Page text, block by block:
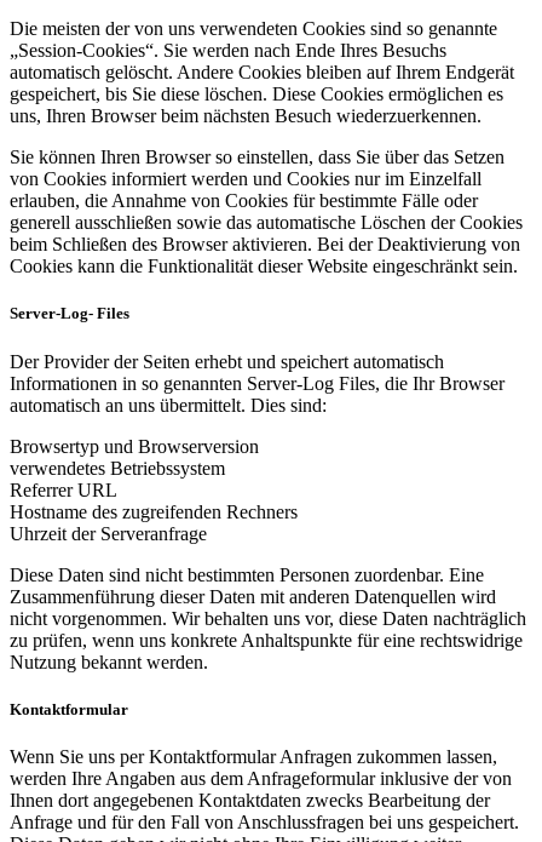
Die meisten der von uns verwendeten Cookies sind so genannte
„Session-Cookies“. Sie werden nach Ende Ihres Besuchs
automatisch gelöscht. Andere Cookies bleiben auf Ihrem Endgerät
gespeichert, bis Sie diese löschen. Diese Cookies ermöglichen es
uns, Ihren Browser beim nächsten Besuch wiederzuerkennen.
Sie können Ihren Browser so einstellen, dass Sie über das Setzen
von Cookies informiert werden und Cookies nur im Einzelfall
erlauben, die Annahme von Cookies für bestimmte Fälle oder
generell ausschließen sowie das automatische Löschen der Cookies
beim Schließen des Browser aktivieren. Bei der Deaktivierung von
Cookies kann die Funktionalität dieser Website eingeschränkt sein.
Server-Log- Files
Der Provider der Seiten erhebt und speichert automatisch
Informationen in so genannten Server-Log Files, die Ihr Browser
automatisch an uns übermittelt. Dies sind:
Browsertyp und Browserversion
verwendetes Betriebssystem
Referrer URL
Hostname des zugreifenden Rechners
Uhrzeit der Serveranfrage
Diese Daten sind nicht bestimmten Personen zuordenbar. Eine
Zusammenführung dieser Daten mit anderen Datenquellen wird
nicht vorgenommen. Wir behalten uns vor, diese Daten nachträglich
zu prüfen, wenn uns konkrete Anhaltspunkte für eine rechtswidrige
Nutzung bekannt werden.
Kontaktformular
Wenn Sie uns per Kontaktformular Anfragen zukommen lassen,
werden Ihre Angaben aus dem Anfrageformular inklusive der von
Ihnen dort angegebenen Kontaktdaten zwecks Bearbeitung der
Anfrage und für den Fall von Anschlussfragen bei uns gespeichert.